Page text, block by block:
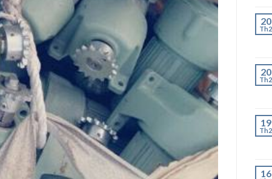
20
Th2
20
Th2
19
Th2
16